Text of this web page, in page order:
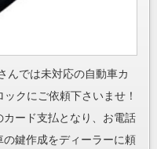
んでは未対応の自動車カ
クにご依頼下さいませ！
カード支払となり、お電話
鍵作成をディーラーに頼